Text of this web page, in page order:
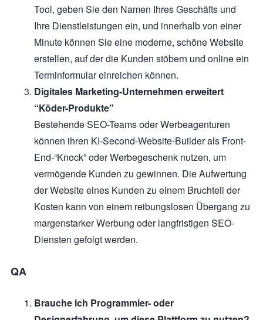
Tool, geben Sie den Namen Ihres Geschäfts und
Ihre Dienstleistungen ein, und innerhalb von einer
Minute können Sie eine moderne, schöne Website
erstellen, auf der die Kunden stöbern und online ein
Terminformular einreichen können.
Digitales Marketing-Unternehmen erweitert
“Köder-Produkte”
Bestehende SEO-Teams oder Werbeagenturen
können ihren KI-Second-Website-Builder als Front-
End-“Knock” oder Werbegeschenk nutzen, um
vermögende Kunden zu gewinnen. Die Aufwertung
der Website eines Kunden zu einem Bruchteil der
Kosten kann von einem reibungslosen Übergang zu
margenstarker Werbung oder langfristigen SEO-
Diensten gefolgt werden.
QA
Brauche ich Programmier- oder